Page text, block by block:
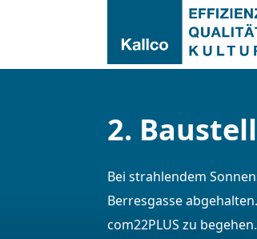
2.
Bei strahlendem
Berresgasse
com22PLUS zu